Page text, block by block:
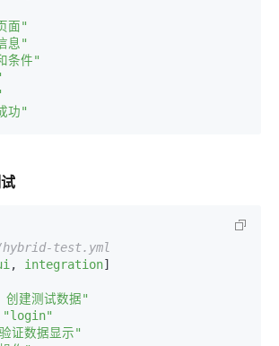
面"
息"
条件"
功"
test.yml
, integration
建测试数据"
"login"
证数据显示"